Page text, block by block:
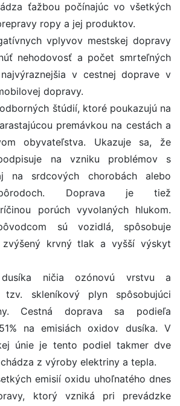
ťažbou počínajúc vo všetkých
ropy a jej produktov.
vplyvov mestskej dopravy
nehodovosť a počet smrteľných
v cestnej doprave v
dopravy.
štúdií, ktoré poukazujú na
premávkou na cestách a
obyvateľstva. Ukazuje sa, že
na vzniku problémov s
na srdcových chorobách alebo
pôrodoch. Doprava je tiež
porúch vyvolaných hlukom.
sú vozidlá, spôsobuje
zvýšený krvný tlak a vyšší výskyt
ničia ozónovú vrstvu a
tzv. skleníkový plyn spôsobujúci
Cestná doprava sa podieľa
na emisiách oxidov dusíka. V
únie je tento podiel takmer dve
z výroby elektriny a tepla.
emisií oxidu uhoľnatého dnes
ktorý vzniká pri prevádzke